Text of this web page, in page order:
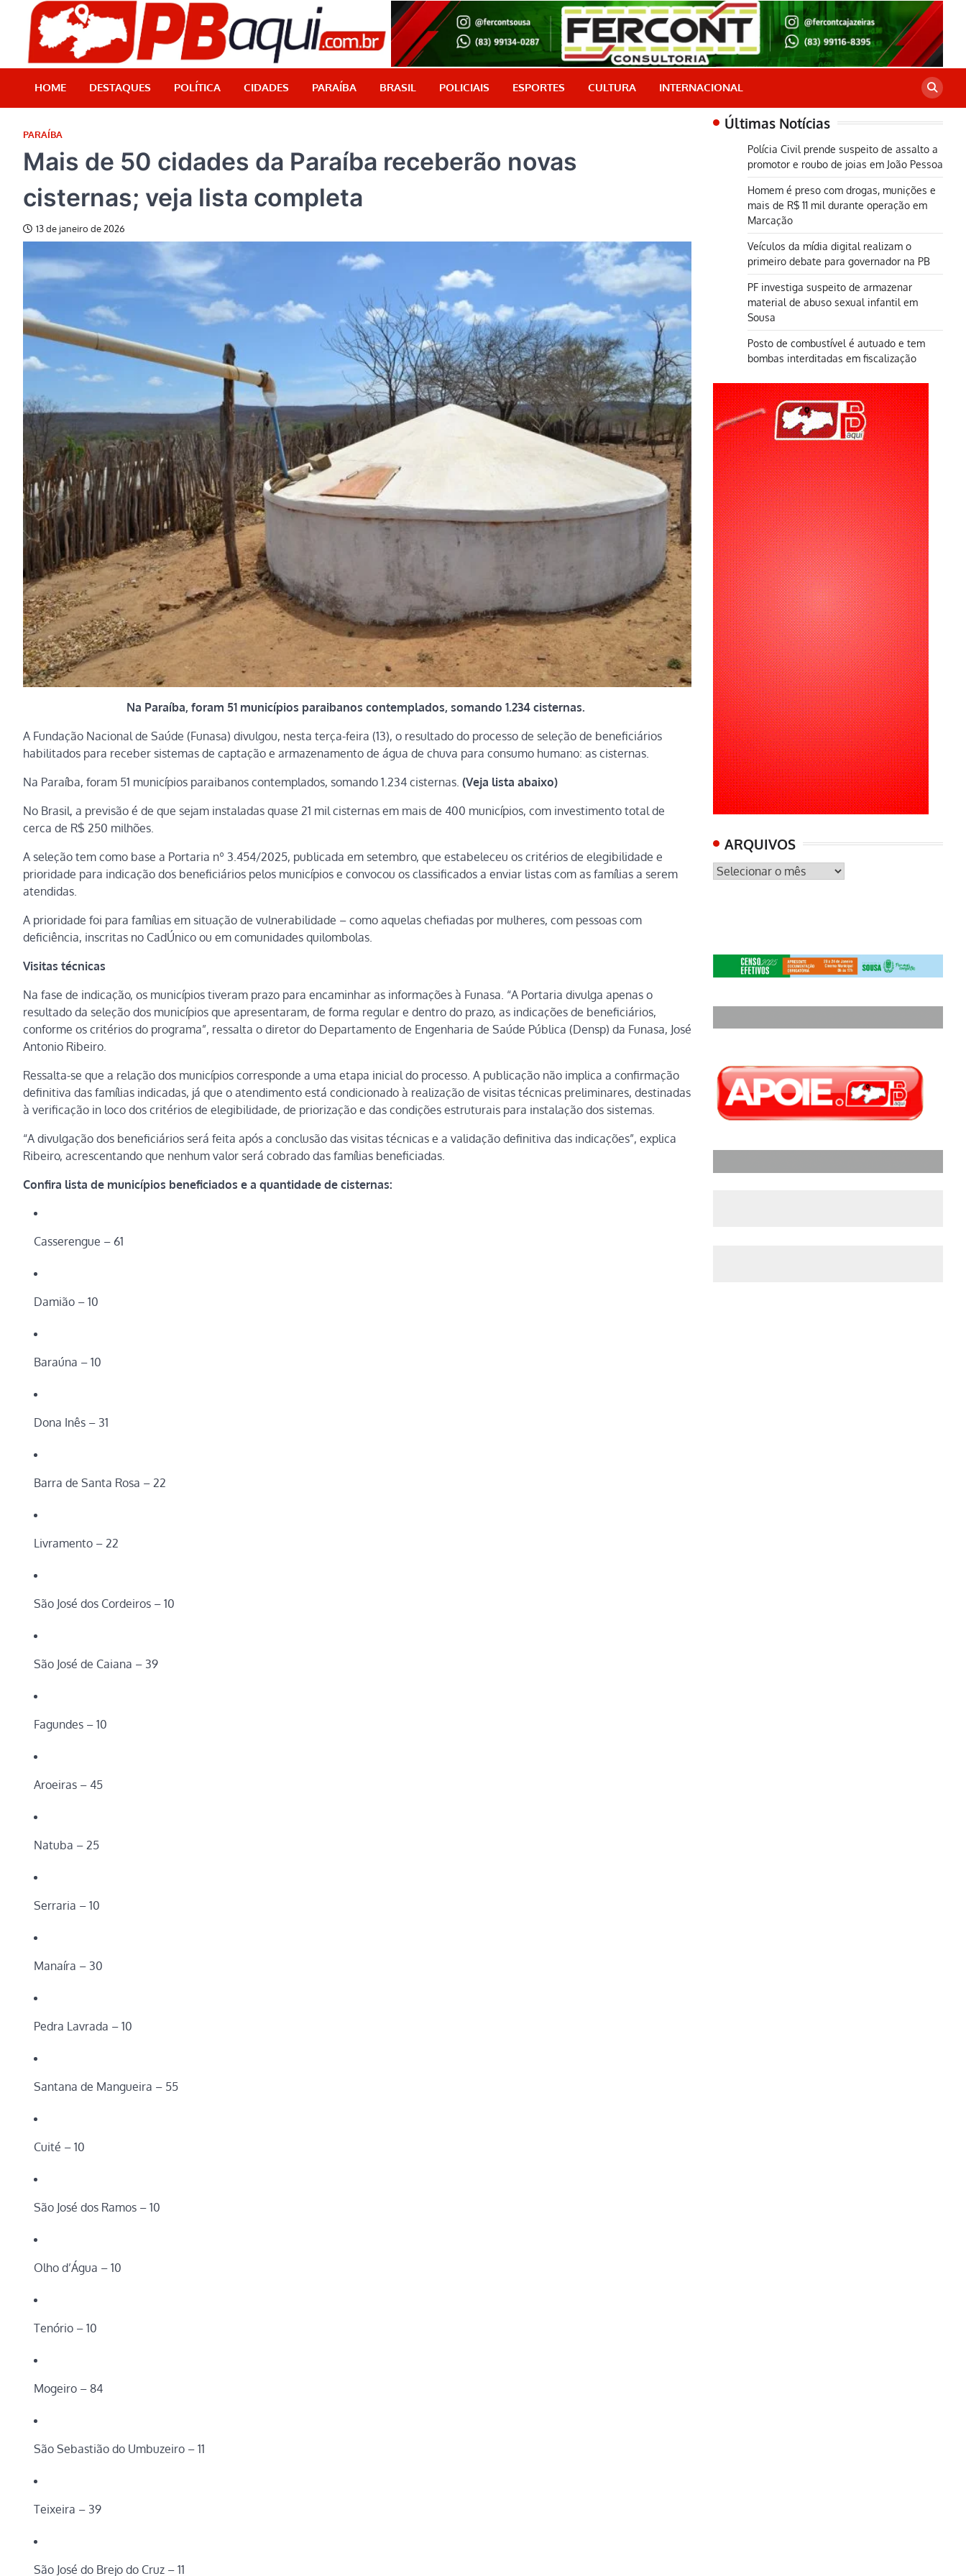
content
PB Aqui
Jornalismo com credibilidade, é aqui!
HOME DESTAQUES POLÍTICA CIDADES PARAÍBA BRASIL POLICIAIS ESPORTES CULTURA INTERNACIONAL
PARAÍBA
Mais de 50 cidades da Paraíba receberão novas
cisternas; veja lista completa
13 de janeiro de 2026
Na Paraíba, foram 51 municípios paraibanos contemplados, somando 1.234 cisternas.
A Fundação Nacional de Saúde (Funasa) divulgou, nesta terça-feira (13), o resultado do processo de seleção de beneficiários
habilitados para receber sistemas de captação e armazenamento de água de chuva para consumo humano: as cisternas.
Na Paraíba, foram 51 municípios paraibanos contemplados, somando 1.234 cisternas. (Veja lista abaixo)
No Brasil, a previsão é de que sejam instaladas quase 21 mil cisternas em mais de 400 municípios, com investimento total de
cerca de R$ 250 milhões.
A seleção tem como base a Portaria nº 3.454/2025, publicada em setembro, que estabeleceu os critérios de elegibilidade e
prioridade para indicação dos beneficiários pelos municípios e convocou os classificados a enviar listas com as famílias a serem
atendidas.
A prioridade foi para famílias em situação de vulnerabilidade – como aquelas chefiadas por mulheres, com pessoas com
deficiência, inscritas no CadÚnico ou em comunidades quilombolas.
Visitas técnicas
Na fase de indicação, os municípios tiveram prazo para encaminhar as informações à Funasa. “A Portaria divulga apenas o
resultado da seleção dos municípios que apresentaram, de forma regular e dentro do prazo, as indicações de beneficiários,
conforme os critérios do programa”, ressalta o diretor do Departamento de Engenharia de Saúde Pública (Densp) da Funasa, José
Antonio Ribeiro.
Ressalta-se que a relação dos municípios corresponde a uma etapa inicial do processo. A publicação não implica a confirmação
definitiva das famílias indicadas, já que o atendimento está condicionado à realização de visitas técnicas preliminares, destinadas
à verificação in loco dos critérios de elegibilidade, de priorização e das condições estruturais para instalação dos sistemas.
“A divulgação dos beneficiários será feita após a conclusão das visitas técnicas e a validação definitiva das indicações”, explica
Ribeiro, acrescentando que nenhum valor será cobrado das famílias beneficiadas.
Confira lista de municípios beneficiados e a quantidade de cisternas:
Casserengue – 61
Damião – 10
Baraúna – 10
Dona Inês – 31
Barra de Santa Rosa – 22
Livramento – 22
São José dos Cordeiros – 10
São José de Caiana – 39
Fagundes – 10
Aroeiras – 45
Natuba – 25
Serraria – 10
Manaíra – 30
Pedra Lavrada – 10
Santana de Mangueira – 55
Cuité – 10
São José dos Ramos – 10
Olho d’Água – 10
Tenório – 10
Mogeiro – 84
São Sebastião do Umbuzeiro – 11
Teixeira – 39
São José do Brejo do Cruz – 11
Últimas Notícias
Polícia Civil prende suspeito de assalto a
promotor e roubo de joias em João Pessoa
Homem é preso com drogas, munições e
mais de R$ 11 mil durante operação em
Marcação
Veículos da mídia digital realizam o
primeiro debate para governador na PB
PF investiga suspeito de armazenar
material de abuso sexual infantil em
Sousa
Posto de combustível é autuado e tem
bombas interditadas em fiscalização
ARQUIVOS
ARQUIVOS